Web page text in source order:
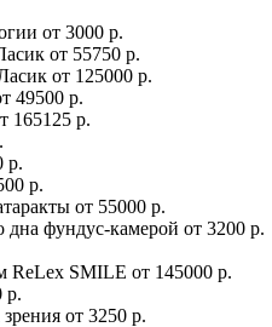
от 3000 р.
от 55750 р.
от 125000 р.
49500 р.
165125 р.
р.
р.
от 55000 р.
дна фундус-камерой от 3200 р.
ReLex SMILE от 145000 р.
р.
от 3250 р.